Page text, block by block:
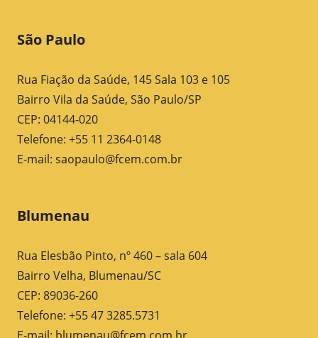
São Paulo
Rua Fiação da Saúde, 145 Sala 103 e 105
Bairro Vila da Saúde, São Paulo/SP
CEP: 04144-020
Telefone: +55 11 2364-0148
E-mail: saopaulo@fcem.com.br
Blumenau
Rua Elesbão Pinto, nº 460 – sala 604
Bairro Velha, Blumenau/SC
CEP: 89036-260
Telefone: +55 47 3285.5731